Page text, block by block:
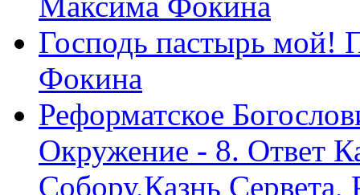
Господь пастырь мой!
Фокина
Реформатское
Окружение - 8. Ответ
Собору,Казнь Сервета,